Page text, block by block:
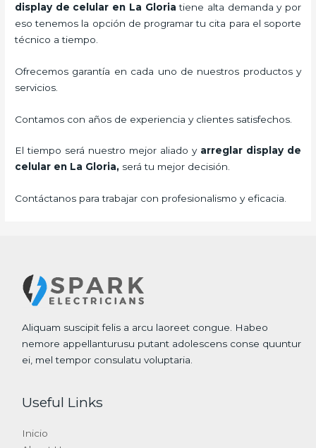
display de celular en La Gloria tiene alta demanda y por
eso tenemos la opción de programar tu cita para el soporte
técnico a tiempo.
Ofrecemos garantía en cada uno de nuestros productos y
servicios.
Contamos con años de experiencia y clientes satisfechos.
El tiempo será nuestro mejor aliado y arreglar display de
celular en La Gloria, será tu mejor decisión.
Contáctanos para trabajar con profesionalismo y eficacia.
Aliquam suscipit felis a arcu laoreet congue. Habeo
nemore appellanturusu putant adolescens conse quuntur
ei, mel tempor consulatu voluptaria.
Useful Links
Inicio